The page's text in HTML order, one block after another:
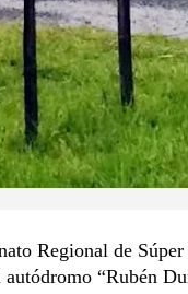
Regional de
“Rubén